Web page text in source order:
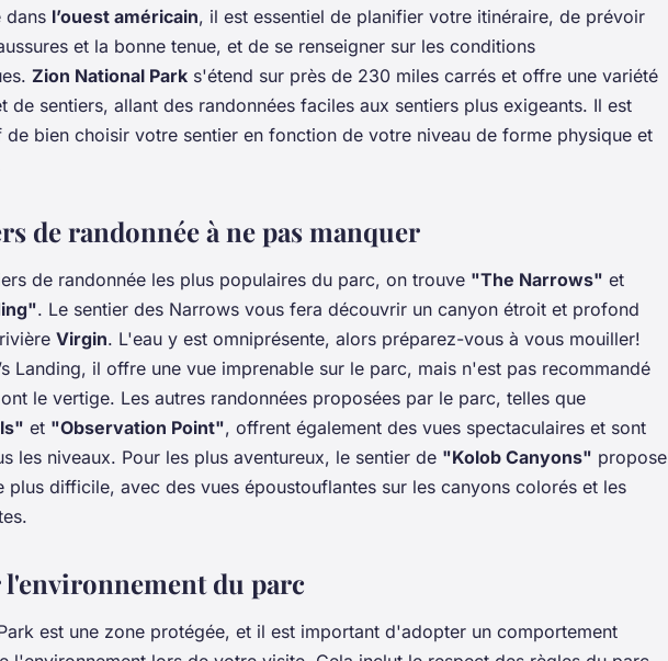
dans l’ouest américain, il est essentiel de planifier votre itinéraire, de prévoir
et la bonne tenue, et de se renseigner sur les conditions
Zion National Park s'étend sur près de 230 miles carrés et offre une variété
de sentiers, allant des randonnées faciles aux sentiers plus exigeants. Il est
bien choisir votre sentier en fonction de votre niveau de forme physique et
de randonnée à ne pas manquer
de randonnée les plus populaires du parc, on trouve "The Narrows" et
. Le sentier des Narrows vous fera découvrir un canyon étroit et profond
Virgin. L'eau y est omniprésente, alors préparez-vous à vous mouiller!
Landing, il offre une vue imprenable sur le parc, mais n'est pas recommandé
le vertige. Les autres randonnées proposées par le parc, telles que
et "Observation Point", offrent également des vues spectaculaires et sont
les niveaux. Pour les plus aventureux, le sentier de "Kolob Canyons" propose
plus difficile, avec des vues époustouflantes sur les canyons colorés et les
l'environnement du parc
est une zone protégée, et il est important d'adopter un comportement